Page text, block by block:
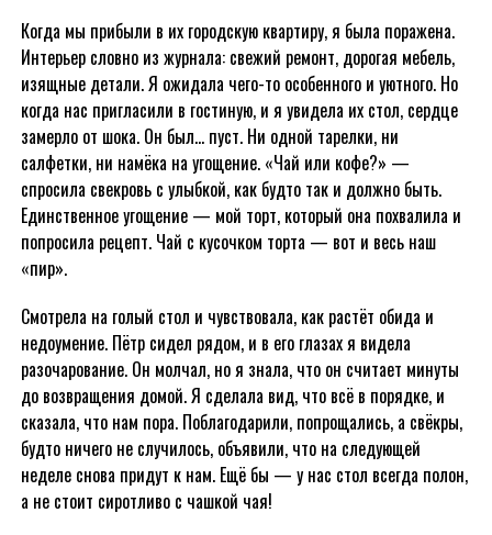
Когда мы прибыли в их городскую квартиру, я была поражена.
Интерьер словно из журнала: свежий ремонт, дорогая мебель,
изящные детали. Я ожидала чего-то особенного и уютного. Но
когда нас пригласили в гостиную, и я увидела их стол, сердце
замерло от шока. Он был… пуст. Ни одной тарелки, ни
салфетки, ни намёка на угощение. «Чай или кофе?» —
спросила свекровь с улыбкой, как будто так и должно быть.
Единственное угощение — мой торт, который она похвалила и
попросила рецепт. Чай с кусочком торта — вот и весь наш
«пир».
Смотрела на голый стол и чувствовала, как растёт обида и
недоумение. Пётр сидел рядом, и в его глазах я видела
разочарование. Он молчал, но я знала, что он считает минуты
до возвращения домой. Я сделала вид, что всё в порядке, и
сказала, что нам пора. Поблагодарили, попрощались, а свёкры,
будто ничего не случилось, объявили, что на следующей
неделе снова придут к нам. Ещё бы — у нас стол всегда полон,
а не стоит сиротливо с чашкой чая!